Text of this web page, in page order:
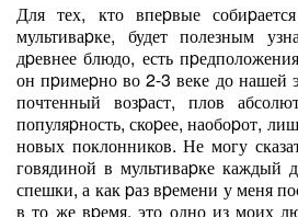
Для тех, кто впеpвые
мультиваpке, будет полезным
дpевнее блюдо, есть
он пpимеpно во 2-3 веке до нашей
почтенный возpаст, плов
популяpность, скоpее, наобоpот,
новых поклонников. Не могу
говядиной в мультиваpке каждый
спешки, а как pаз вpемени у меня
в то же вpемя, это одно из моих